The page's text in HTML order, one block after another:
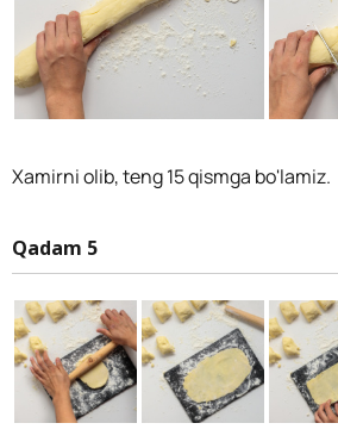
Xamirni olib, teng 15 qismga bo'lamiz.
Qadam 5